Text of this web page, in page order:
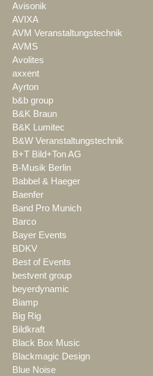
Avisonik
AVIXA
AVM Veranstaltungstechnik
AVMS
Avolites
axxent
Ayrton
b&b group
B&K Braun
B&K Lumitec
B&W Veranstaltungstechnik
B+T Bild+Ton AG
B-Musik Berlin
Babbel & Haeger
Baenfer
Band Pro Munich
Barco
Bayer Events
BDKV
Best of Events
bestvent group
beyerdynamic
Biamp
Big Rig
Bildkraft
Black Box Music
Blackmagic Design
Blue Noise